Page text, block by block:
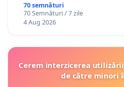
70 semnături
70 Semnături / 7 zile
4 Aug 2026
Cerem interzicerea
de către minori